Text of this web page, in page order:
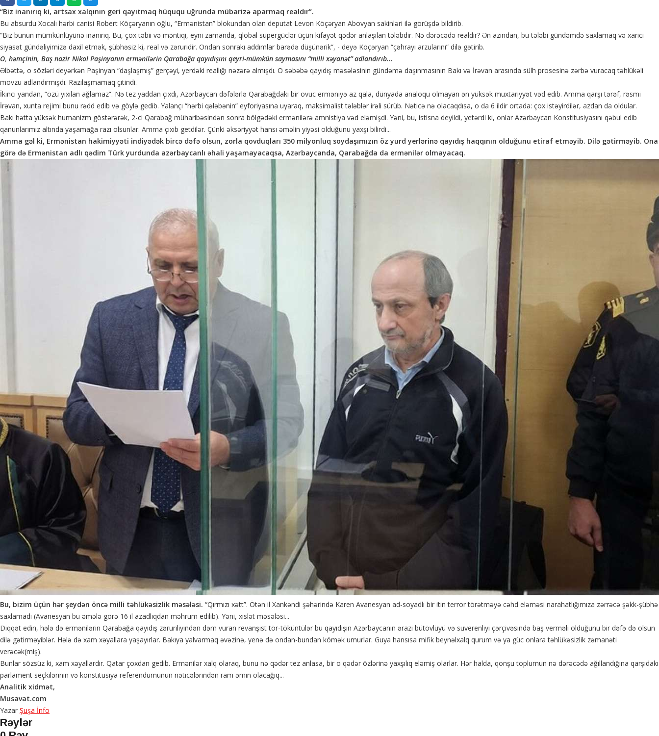
“Biz inanırıq ki, artsax xalqının geri qayıtmaq hüququ uğrunda mübarizə aparmaq realdır”.
Bu absurdu Xocalı hərbi canisi Robert Köçəryanın oğlu, “Ermənistan” blokundan olan deputat Levon Köçəryan Abovyan sakinləri ilə görüşdə bildirib.
“Biz bunun mümkünlüyünə inanırıq. Bu, çox təbii və məntiqi, eyni zamanda, qlobal supergüclər üçün kifayət qədər anlaşılan tələbdir. Nə dərəcədə realdır? Ən azından, bu tələbi gündəmdə saxlamaq və xarici
siyasət gündəliyimizə daxil etmək, şübhəsiz ki, real və zəruridir. Ondan sonrakı addımlar barədə düşünərik”, - deyə Köçəryan “çəhrayı arzularını” dilə gətirib.
O, həmçinin, Baş nazir Nikol Paşinyanın ermənilərin Qarabağa qayıdışını qeyri-mümkün saymasını “milli xəyanət” adlandırıb...
Əlbəttə, o sözləri deyərkən Paşinyan “daşlaşmış” gerçəyi, yerdəki reallığı nəzərə almışdı. O səbəbə qayıdış məsələsinin gündəmə daşınmasının Bakı və İrəvan arasında sülh prosesinə zərbə vuracaq təhlükəli
mövzu adlandırmışdı. Razılaşmamaq çıtindi.
İkinci yandan, “özü yıxılan ağlamaz”. Nə tez yaddan çıxdı, Azərbaycan dəfələrlə Qarabağdakı bir ovuc erməniyə az qala, dünyada analoqu olmayan ən yüksək muxtariyyət vəd edib. Amma qarşı tərəf, rəsmi
İrəvan, xunta rejimi bunu rədd edib və göylə gedib. Yalançı “hərbi qələbənin” eyforiyasına uyaraq, maksimalist tələblər irəli sürüb. Nəticə nə olacaqdısa, o da 6 ildir ortada: çox istəyirdilər, azdan da oldular.
Bakı hətta yüksək humanizm göstərərək, 2-ci Qarabağ müharibəsindən sonra bölgədəki ermənilərə amnistiya vəd eləmişdi. Yəni, bu, istisna deyildi, yetərdi ki, onlar Azərbaycan Konstitusiyasını qəbul edib
qanunlarımız altında yaşamağa razı olsunlar. Amma çıxıb getdilər. Çünki əksəriyyət hansı əməlin yiyəsi olduğunu yaxşı bilirdi...
Amma gəl ki, Ermənistan hakimiyyəti indiyədək bircə dəfə olsun, zorla qovduqları 350 milyonluq soydaşımızın öz yurd yerlərinə qayıdış haqqının olduğunu etiraf etməyib. Dilə gətirməyib. Ona
görə də Ermənistan adlı qədim Türk yurdunda azərbaycanlı əhali yaşamayacaqsa, Azərbaycanda, Qarabağda da ermənilər olmayacaq.
Bu, bizim üçün hər şeydən öncə milli təhlükəsizlik məsələsi. “Qırmızı xətt”. Ötən il Xankəndi şəhərində Karen Avanesyan ad-soyadlı bir itin terror törətməyə cəhd eləməsi narahatlığımıza zərrəcə şəkk-şübhə
saxlamadı (Avanesyan bu əmələ görə 16 il azadlıqdan məhrum edilib). Yəni, xislət məsələsi...
Diqqət edin, hələ də ermənilərin Qarabağa qayıdış zəruriliyindən dəm vuran revanşist tör-töküntülər bu qayıdışın Azərbaycanın ərazi bütövlüyü və suverenliyi çərçivəsində baş verməli olduğunu bir dəfə də olsun
dilə gətirməyiblər. Hələ də xam xəyallara yaşayırlar. Bakıya yalvarmaq əvəzinə, yenə də ondan-bundan kömək umurlar. Guya hansısa mifik beynəlxalq qurum və ya güc onlara təhlükəsizlik zəmanəti
verəcək(miş).
Bunlar sözsüz ki, xam xəyallardır. Qatar çoxdan gedib. Ermənilər xalq olaraq, bunu nə qədər tez anlasa, bir o qədər özlərinə yaxşılıq eləmiş olarlar. Hər halda, qonşu toplumun nə dərəcədə ağıllandığına qarşıdakı
parlament seçkilərinin və konstitusiya referendumunun nəticələrindən ram əmin olacağıq...
Analitik xidmət,
Musavat.com
Yazar Şuşa İnfo
Rəylər